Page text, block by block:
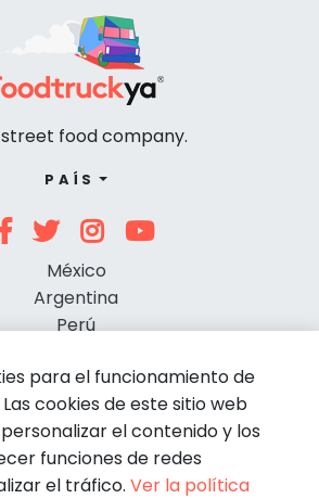
food company.
PAÍS
México
Argentina
Perú
para el funcionamiento de
cookies de este sitio web
el contenido y los
funciones de redes
el tráfico. Ver la política